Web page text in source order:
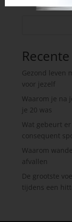
Gezond leven
voor jezelf
Waarom je na
je 20 was
Wat gebeurt
consequent
Waarom
afvallen
De grootste
tijdens een